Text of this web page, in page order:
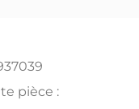
pièce :